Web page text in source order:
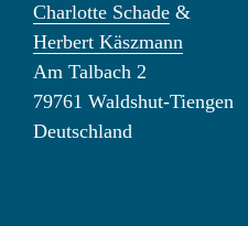
Charlotte Schade &
Herbert Käszmann
Am Talbach 2
79761 Waldshut-Tiengen
Deutschland